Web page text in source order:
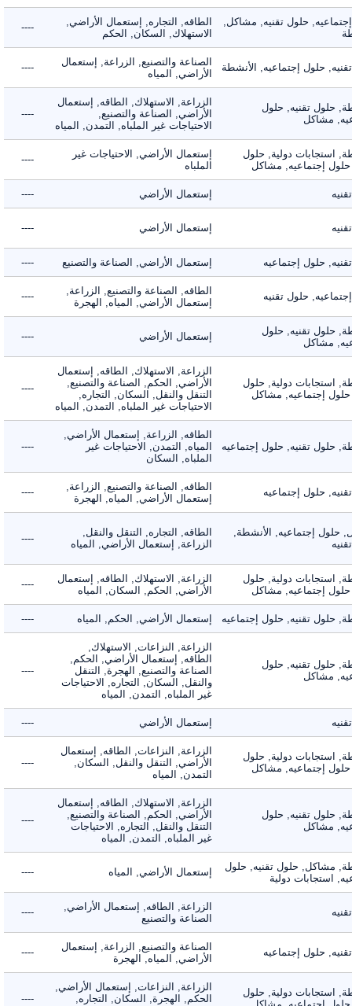
حلول تقنيه, مشاكل,
الطاقه, التجاره, إستعمال الأراضي,
الاستهلاك, السكان, الحكم
----
حلول إجتماعيه, الأنشطة
الصناعة والتصنيع, الزراعة, إستعمال
الأراضي, المياه
----
حلول تقنيه, حلول
مشاكل
الزراعة, الاستهلاك, الطاقه, إستعمال
الأراضي, الصناعة والتصنيع,
الاحتياجات غير الملباه, التمدن, المياه
----
استجابات دولية, حلول
إجتماعيه, مشاكل
إستعمال الأراضي, الاحتياجات غير
الملباه
----
إستعمال الأراضي ----
إستعمال الأراضي ----
حلول إجتماعيه إستعمال الأراضي, الصناعة والتصنيع ----
حلول تقنيه
الطاقه, الصناعة والتصنيع, الزراعة,
إستعمال الأراضي, المياه, الهجرة
----
حلول تقنيه, حلول
مشاكل
إستعمال الأراضي ----
استجابات دولية, حلول
إجتماعيه, مشاكل
الزراعة, الاستهلاك, الطاقه, إستعمال
الأراضي, الحكم, الصناعة والتصنيع,
التنقل والنقل, السكان, التجاره,
الاحتياجات غير الملباه, التمدن, المياه
----
حلول تقنيه, حلول إجتماعيه
الطاقه, الزراعة, إستعمال الأراضي,
المياه, التمدن, الاحتياجات غير
الملباه, السكان
----
حلول إجتماعيه
الطاقه, الصناعة والتصنيع, الزراعة,
إستعمال الأراضي, المياه, الهجرة
----
إجتماعيه, الأنشطة,
الطاقه, التجاره, التنقل والنقل,
الزراعة, إستعمال الأراضي, المياه
----
استجابات دولية, حلول
إجتماعيه, مشاكل
الزراعة, الاستهلاك, الطاقه, إستعمال
الأراضي, الحكم, السكان, المياه
----
حلول تقنيه, حلول إجتماعيه إستعمال الأراضي, الحكم, المياه ----
حلول تقنيه, حلول
مشاكل
الزراعة, النزاعات, الاستهلاك,
الطاقه, إستعمال الأراضي, الحكم,
الصناعة والتصنيع, الهجرة, التنقل
والنقل, السكان, التجاره, الاحتياجات
غير الملباه, التمدن, المياه
----
إستعمال الأراضي ----
استجابات دولية, حلول
إجتماعيه, مشاكل
الزراعة, النزاعات, الطاقه, إستعمال
الأراضي, التنقل والنقل, السكان,
التمدن, المياه
----
حلول تقنيه, حلول
مشاكل
الزراعة, الاستهلاك, الطاقه, إستعمال
الأراضي, الحكم, الصناعة والتصنيع,
التنقل والنقل, التجاره, الاحتياجات
غير الملباه, التمدن, المياه
----
مشاكل, حلول تقنيه, حلول
استجابات دولية
إستعمال الأراضي, المياه ----
الزراعة, الطاقه, إستعمال الأراضي,
الصناعة والتصنيع
----
حلول إجتماعيه
الصناعة والتصنيع, الزراعة, إستعمال
الأراضي, المياه, الهجرة
----
استجابات دولية, حلول
الزراعة, النزاعات, إستعمال الأراضي,
الحكم, الهجرة, السكان, التجاره,
----